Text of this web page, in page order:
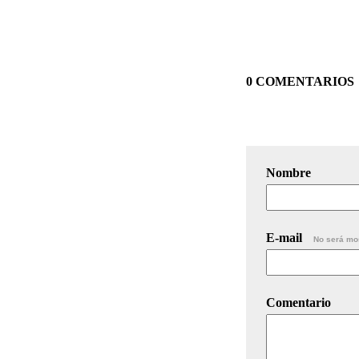
0 COMENTARIOS
Nombre
E-mail No será
Comentario